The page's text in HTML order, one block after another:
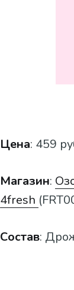
Цена: 459
Магазин:
4fresh
Состав: